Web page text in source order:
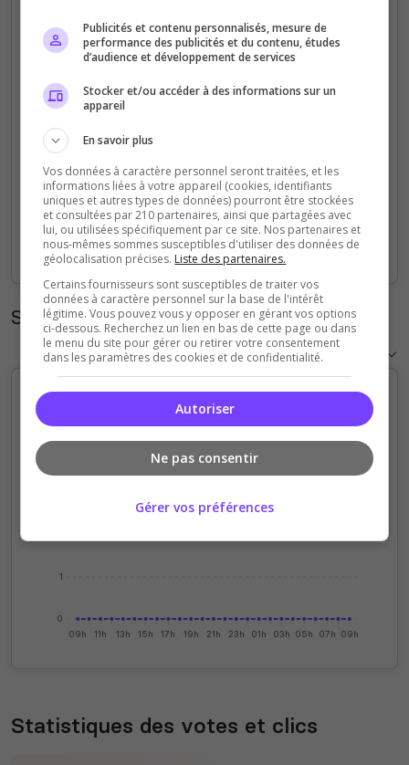
0
1
2
3
Sep Oct Nov Dec Jan Feb Mar Apr May Jun Jul Aug
Statistiques horaires
0
1
09h 11h 13h 15h 17h 19h 21h 23h 01h 03h 05h 07h 09h
Statistiques des votes et clics
Publicités et contenu personnalisés, mesure de
performance des publicités et du contenu, études
d’audience et développement de services
Stocker et/ou accéder à des informations sur un
appareil
En savoir plus
Vos données à caractère personnel seront traitées, et les
informations liées à votre appareil (cookies, identifiants
uniques et autres types de données) pourront être stockées
et consultées par 210 partenaires, ainsi que partagées avec
lui, ou utilisées spécifiquement par ce site. Nos partenaires et
nous-mêmes sommes susceptibles d'utiliser des données de
géolocalisation précises. Liste des partenaires.
Certains fournisseurs sont susceptibles de traiter vos
données à caractère personnel sur la base de l'intérêt
légitime. Vous pouvez vous y opposer en gérant vos options
ci-dessous. Recherchez un lien en bas de cette page ou dans
le menu du site pour gérer ou retirer votre consentement
dans les paramètres des cookies et de confidentialité.
Autoriser
Ne pas consentir
Gérer vos préférences